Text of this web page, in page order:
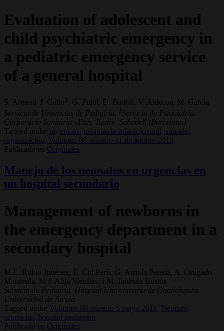
Evaluation of adolescent and
child psychiatric emergency in
a pediatric emergency service
of a general hospital
S. Argemí, J. Cobo 1
, G. Pujol, D. Bartoli, V. Aldecoa, M. García
Servicio de Urgencias de Pediatría. 1 Servicio de Psiquiatría.
Corporació Sanitària «Parc Taulí». Sabadell (Barcelona)
Tagged under
urgencias, psiquiatría infantojuvenil,
suicidio,
organización,
Volumen 68 número 11 diciembre 2010
Publicado en
Originales
Manejo de los neonatos en urgencias en
un hospital secundario
Management of newborns in
the emergency department in a
secondary hospital
M.E. Rubio Jiménez, E. Cid París, G. Arriola Pereda, A. Ortigado
Matamala, M.J. Alija Merillas, J.M. Jiménez Bustos
Servicio de Pediatría. Hospital Universitario de Guadalajara.
Universidad de Alcalá
Tagged under
Volumen 69 número 5 mayo 2011,
Neonato,
urgencias,
hospital pediátrico
Publicado en
Originales